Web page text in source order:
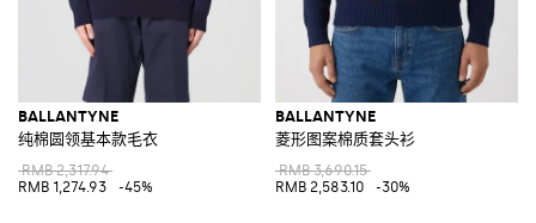
BALLANTYNE
纯棉圆领基本款毛衣
RMB 2,317.94
RMB 1,274.93
-45%
BALLANTYNE
菱形图案棉质套头衫
RMB 3,690.15
RMB 2,583.10
-30%